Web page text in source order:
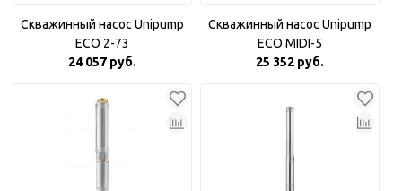
Скважинный насос Unipump
ECO 2-73
24 057 руб.
Скважинный насос Unipump
ECO MIDI-5
25 352 руб.